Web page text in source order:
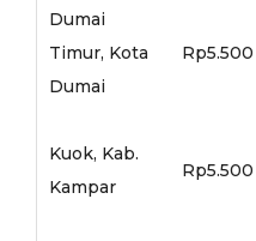
Dumai
Timur, Kota
Dumai
Rp5.500
Kuok, Kab.
Kampar
Rp5.500